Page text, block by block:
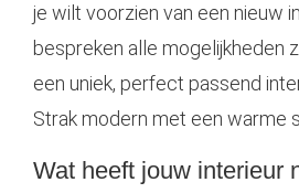
je wilt voorzien van een nieuw
bespreken alle mogelijkheden
een uniek, perfect passend
Strak modern met een warme
Wat heeft jouw interieur